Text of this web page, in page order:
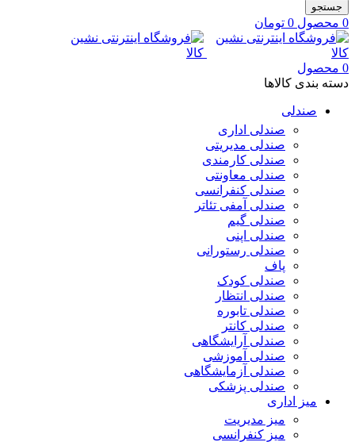
جستجو
0 محصول 0 تومان
0 محصول
دسته بندی کالاها
صندلی
صندلی اداری
صندلی مدیریتی
صندلی کارمندی
صندلی معاونتی
صندلی کنفرانسی
صندلی آمفی تئاتر
صندلی گیم
صندلی اپنی
صندلی رستورانی
پاف
صندلی کودک
صندلی انتظار
صندلی تابوره
صندلی کانتر
صندلی آرایشگاهی
صندلی آموزشی
صندلی آزمایشگاهی
صندلی پزشکی
میز اداری
میز مدیریت
میز کنفرانسی